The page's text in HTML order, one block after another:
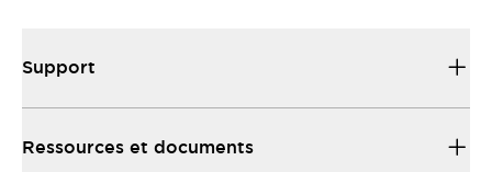
Support
Ressources et documents